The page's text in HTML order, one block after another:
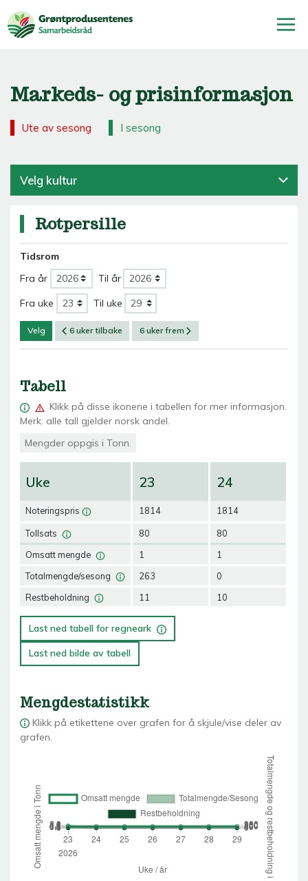
Markeds- og prisinformasjon
Ute av sesong I sesong
Velg kultur
Rotpersille
Tidsrom
Fra år
Til år
Fra uke Til uke
Velg 6 uker tilbake 6 uker frem
Tabell
Klikk på disse ikonene i tabellen for mer informasjon.
Merk: alle tall gjelder norsk andel.
Mengder oppgis i Tonn.
Uke
Noteringspris
Tollsats
Omsatt mengde
Totalmengde/sesong
Restbeholdning
23
1814
80
1
263
11
24
1814
80
1
0
10
Last ned tabell for regneark
Last ned bilde av tabell
Mengdestatistikk
Klikk på etikettene over grafen for å skjule/vise deler av
grafen.